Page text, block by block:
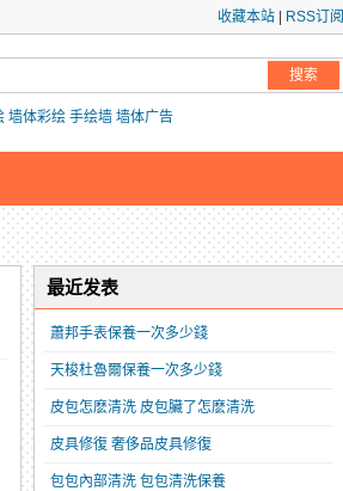
收藏本站 RSS订阅
墙体彩绘 手绘墙 墙体广告
最近发表
蕭邦手表保養一次多少錢
​天梭杜魯爾保養一次多少錢
​皮包怎麽清洗 皮包臟了怎麽清洗
​皮具修復 奢侈品皮具修復
​包包內部清洗 包包清洗保養